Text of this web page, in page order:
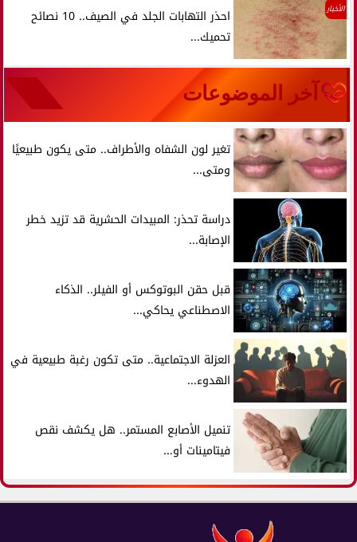
الأخبار
احذر التهابات الجلد في الصيف.. 10 نصائح
تحميك...
آخر الموضوعات
تغير لون الشفاه والأطراف.. متى يكون طبيعيًا
ومتى...
دراسة تحذر: المبيدات الحشرية قد تزيد خطر
الإصابة...
قبل حقن البوتوكس أو الفيلر.. الذكاء
الاصطناعي يحاكي...
العزلة الاجتماعية.. متى تكون رغبة طبيعية في
الهدوء...
تنميل الأصابع المستمر.. هل يكشف نقص
فيتامينات أو...